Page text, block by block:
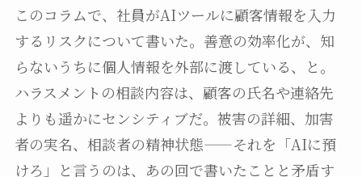
このコラムで、社員がAIツールに顧客情報を入力
するリスクについて書いた。善意の効率化が、知
らないうちに個人情報を外部に渡している、と。
ハラスメントの相談内容は、顧客の氏名や連絡先
よりも遥かにセンシティブだ。被害の詳細、加害
者の実名、相談者の精神状態——それを「AIに預
けろ」と言うのは、あの回で書いたことと矛盾す